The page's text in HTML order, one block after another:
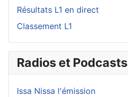
Résultats L1 en direct
Classement L1
Radios et Podcasts
Issa Nissa l'émission